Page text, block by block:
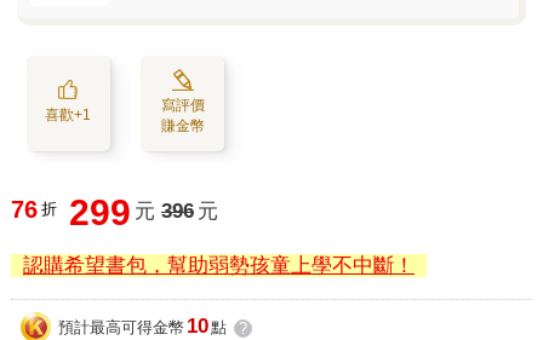
喜歡+1
寫評價
賺金幣
76 折 299 元 396 元
認購希望書包，幫助弱勢孩童上學不中斷！
預計最高可得金幣 10點 ?